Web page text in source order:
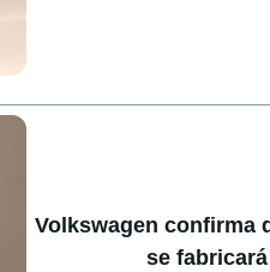
Volkswagen confirma
se